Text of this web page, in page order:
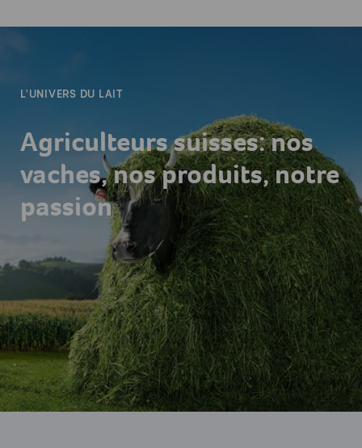
L'UNIVERS DU LAIT
Agriculteurs suisses: nos
vaches, nos produits, notre
passion